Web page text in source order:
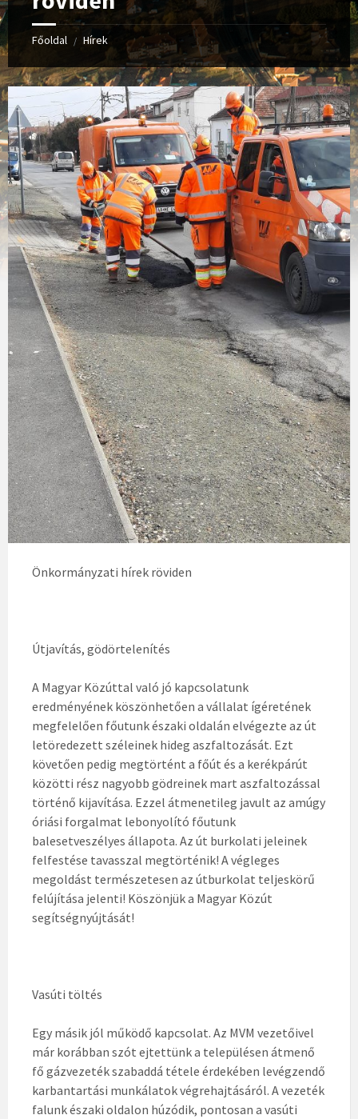
Főoldal / Hírek
Önkormányzati hírek röviden
Útjavítás, gödörtelenítés
A Magyar Közúttal való jó kapcsolatunk
eredményének köszönhetően a vállalat ígéretének
megfelelően főutunk északi oldalán elvégezte az út
letöredezett széleinek hideg aszfaltozását. Ezt
követően pedig megtörtént a főút és a kerékpárút
közötti rész nagyobb gödreinek mart aszfaltozással
történő kijavítása. Ezzel átmenetileg javult az amúgy
óriási forgalmat lebonyolító főutunk
balesetveszélyes állapota. Az út burkolati jeleinek
felfestése tavasszal megtörténik! A végleges
megoldást természetesen az útburkolat teljeskörű
felújítása jelenti! Köszönjük a Magyar Közút
segítségnyújtását!
Vasúti töltés
Egy másik jól működő kapcsolat. Az MVM vezetőivel
már korábban szót ejtettünk a településen átmenő
fő gázvezeték szabaddá tétele érdekében levégzendő
karbantartási munkálatok végrehajtásáról. A vezeték
falunk északi oldalon húzódik, pontosan a vasúti